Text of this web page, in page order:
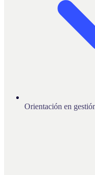
Orientación en